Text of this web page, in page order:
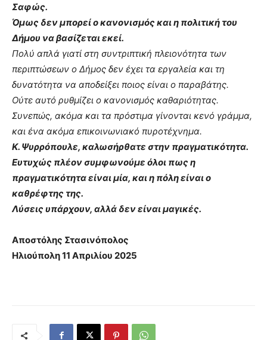
Σαφώς.
Όμως δεν μπορεί ο κανονισμός και η πολιτική του
Δήμου να βασίζεται εκεί.
Πολύ απλά γιατί στη συντριπτική πλειονότητα των
περιπτώσεων ο Δήμος δεν έχει τα εργαλεία και τη
δυνατότητα να αποδείξει ποιος είναι ο παραβάτης.
Ούτε αυτό ρυθμίζει ο κανονισμός καθαριότητας.
Συνεπώς, ακόμα και τα πρόστιμα γίνονται κενό γράμμα,
και ένα ακόμα επικοινωνιακό πυροτέχνημα.
Κ. Ψυρρόπουλε, καλωσήρθατε στην πραγματικότητα.
Ευτυχώς πλέον συμφωνούμε όλοι πως η
πραγματικότητα είναι μία, και η πόλη είναι ο
καθρέφτης της.
Λύσεις υπάρχουν, αλλά δεν είναι μαγικές.
Αποστόλης Στασινόπολος
Ηλιούπολη 11 Απριλίου 2025